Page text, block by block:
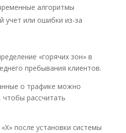
алгоритмы
или ошибки из-за
«горячих зон» в
пребывания клиентов.
о трафике можно
рассчитать
после установки системы